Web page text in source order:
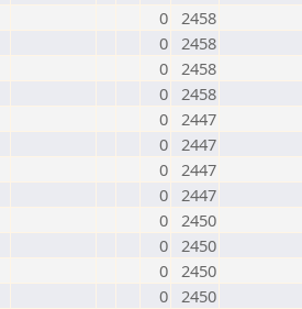
0 2458
0 2458
0 2458
0 2458
0 2447
0 2447
0 2447
0 2447
0 2450
0 2450
0 2450
0 2450